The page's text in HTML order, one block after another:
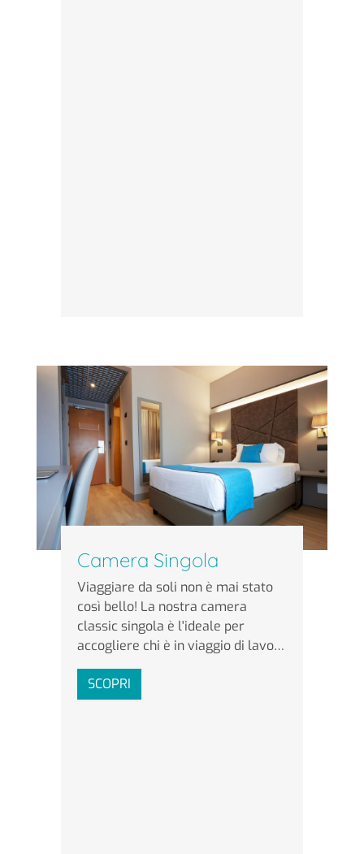
Camera Singola
Viaggiare da soli non è mai stato
così bello! La nostra camera
classic singola è l'ideale per
accogliere chi è in viaggio di lavo…
SCOPRI